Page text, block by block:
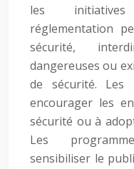
les initiatives
réglementation
sécurité,
dangereuses ou
de sécurité. Les
encourager les
sécurité ou à
Les
sensibiliser le